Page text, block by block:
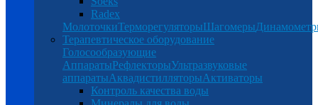
Radex
МолоточкиТерморегуляторыШагомеры
Терапевтическое оборудование
Голосообразующие
АппаратыРефлекторыУльтразвуковые
аппаратыАквадистилляторыАктиваторы
Контроль качества воды